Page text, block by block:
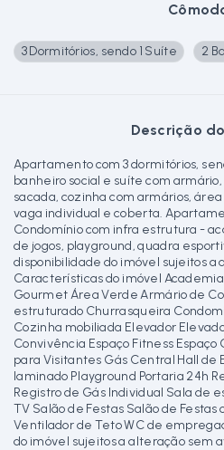
3 Dormitórios, sendo 1 Suíte 2
Descrição
Apartamento com 3 dormitórios,
banheiro social e suíte com
sacada, cozinha com armários,
vaga individual e coberta.
Condomínio com infra estrutura -
de jogos, playground, quadra
disponibilidade do imóvel sujeitos a
Características do imóvel
Gourmet Área Verde Armário de
estruturado Churrasqueira
Cozinha mobiliada Elevador
Convivência Espaço Fitness
para Visitantes Gás Central Hall de
laminado Playground Portaria 24h
Registro de Gás Individual Sala de
TV Salão de Festas Salão de
Ventilador de Teto WC de
do imóvel sujeitos a alteração sem